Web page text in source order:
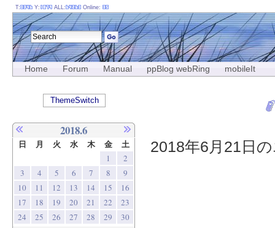
Home Forum Manual ppBlog webRing mobileIt
2018年6月21日
T: Y: ALL: Online:
ThemeSwitch
2018.6
日 月 火 水 木 金 土
1
2
3
4 5 6 7 8
9
10
11 12 13 14 15
16
17
18 19 20 21 22
23
24
25 26 27 28 29 30